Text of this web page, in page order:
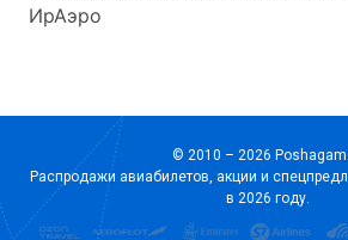
ИрАэро
© 2010 – 2026
Распродажи авиабилетов, акции и
в 2026 году.